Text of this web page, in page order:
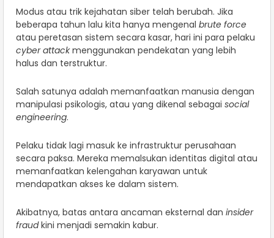
Modus atau trik kejahatan siber telah berubah. Jika
beberapa tahun lalu kita hanya mengenal brute force
atau peretasan sistem secara kasar, hari ini para pelaku
cyber attackmenggunakan pendekatan yang lebih
halus dan terstruktur.
Salah satunya adalah memanfaatkan manusia dengan
manipulasi psikologis, atau yang dikenal sebagai social
engineering.
Pelaku tidak lagi masuk ke infrastruktur perusahaan
secara paksa. Mereka memalsukan identitas digital atau
memanfaatkan kelengahan karyawan untuk
mendapatkan akses ke dalam sistem.
Akibatnya, batas antara ancaman eksternal dan insider
fraudkini menjadi semakin kabur.